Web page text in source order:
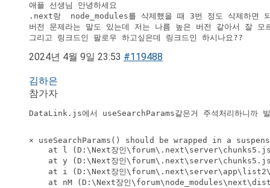
애플 선생님 안녕하세요
.next랑  node_modules를 삭제했을 때 3번 정도 삭제하면
버전 문제라는 말도 있는데 저는 나름 높은 버전 같아서 잘 모
그리고 링크드인 팔로우 하고싶은데 링크드인 하시나요??
2024년 4월 9일 23:53 #119488
김하은
참가자
DataLink.js에서 useSearchParams같은거 주석처리하니까
⨯ useSearchParams() should be wrapped in a
at l (D:\Next장인
at y (D:\Next장인
at i (D:\Next장인
at nM (D:\Next장인